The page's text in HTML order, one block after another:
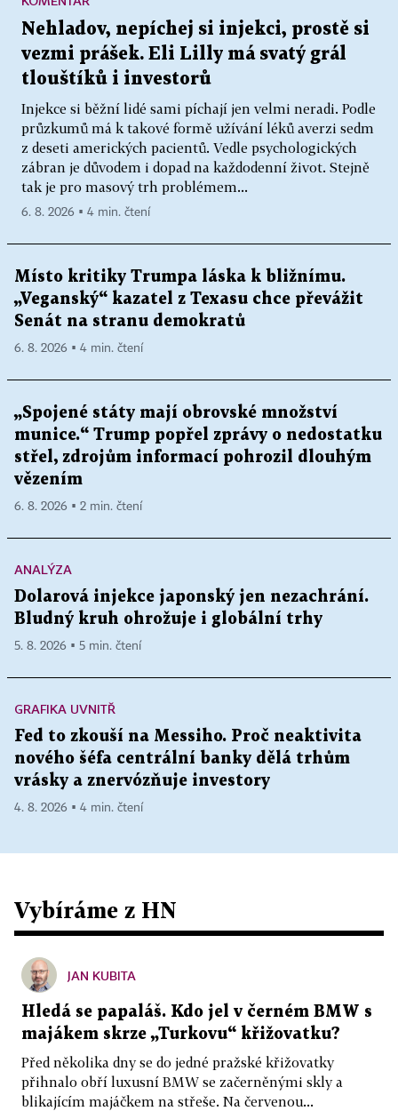
Nehladov, nepíchej si injekci, prostě si
vezmi prášek. Eli Lilly má svatý grál
tlouštíků i investorů
Injekce si běžní lidé sami píchají jen velmi neradi. Podle
průzkumů má k takové formě užívání léků averzi sedm
z deseti amerických pacientů. Vedle psychologických
zábran je důvodem i dopad na každodenní život. Stejně
tak je pro masový trh problémem...
6. 8. 2026 ▪ 4 min. čtení
Místo kritiky Trumpa láska k bližnímu.
„Veganský“ kazatel z Texasu chce převážit
Senát na stranu demokratů
6. 8. 2026 ▪ 4 min. čtení
„Spojené státy mají obrovské množství
munice.“ Trump popřel zprávy o nedostatku
střel, zdrojům informací pohrozil dlouhým
vězením
6. 8. 2026 ▪ 2 min. čtení
ANALÝZA
Dolarová injekce japonský jen nezachrání.
Bludný kruh ohrožuje i globální trhy
5. 8. 2026 ▪ 5 min. čtení
GRAFIKA UVNITŘ
Fed to zkouší na Messiho. Proč neaktivita
nového šéfa centrální banky dělá trhům
vrásky a znervózňuje investory
4. 8. 2026 ▪ 4 min. čtení
Vybíráme z HN
JAN KUBITA
Hledá se papaláš. Kdo jel v černém BMW s
majákem skrze „Turkovu“ křižovatku?
Před několika dny se do jedné pražské křižovatky
přihnalo obří luxusní BMW se začerněnými skly a
blikajícím majáčkem na střeše. Na červenou...